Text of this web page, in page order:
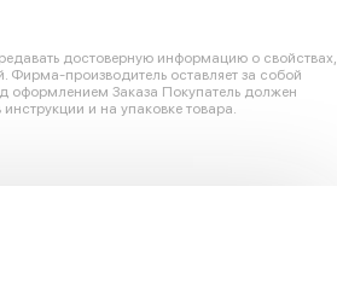
достоверную информацию о свойствах,
Фирма-производитель оставляет за собой
оформлением Заказа Покупатель должен
и на упаковке товара.